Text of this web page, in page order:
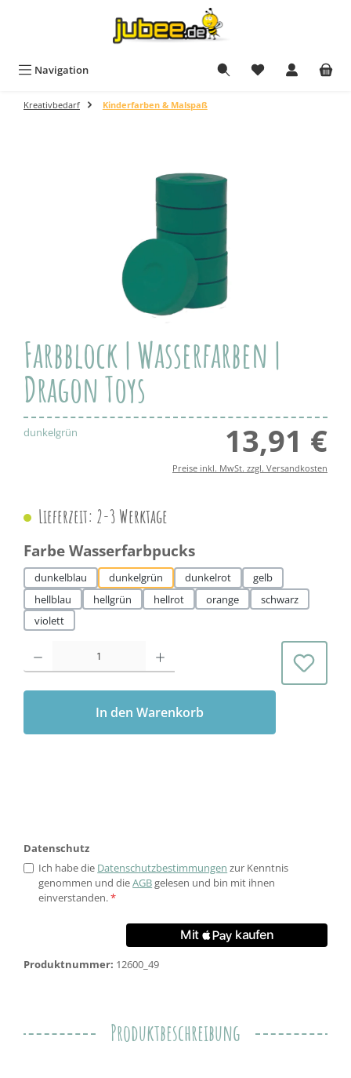
Navigation
Kreativbedarf Kinderfarben & Malspaß
Farbblock | Wasserfarben |
Dragon Toys
dunkelgrün 13,91 €
Preise inkl. MwSt. zzgl. Versandkosten
Lieferzeit: 2-3 Werktage
Farbe Wasserfarbpucksauswählen
dunkelblau dunkelgrün dunkelrot
gelb
hellblau
hellgrün hellrot orange
schwarz
violett
Produkt Anzahl: Gib den gewünschten Wert ein oder benutze die
In den Warenkorb
Datenschutz
Ich habe die Datenschutzbestimmungen zur Kenntnis
genommen und dieAGBgelesen und bin mit ihnen
einverstanden.*
Produktnummer: 12600_49
Produktbeschreibung